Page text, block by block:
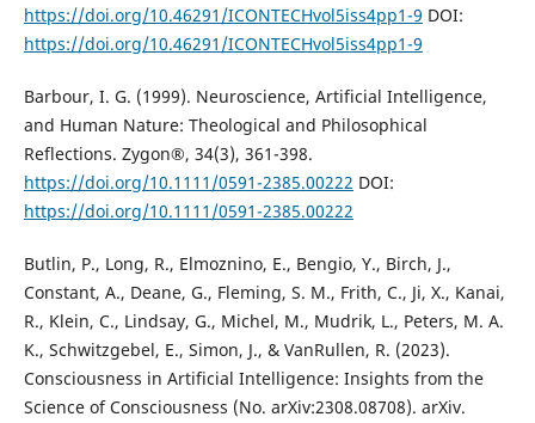
https://doi.org/10.46291/ICONTECHvol5iss4pp1-9 DOI:
https://doi.org/10.46291/ICONTECHvol5iss4pp1-9
Barbour, I. G. (1999). Neuroscience, Artificial Intelligence,
and Human Nature: Theological and Philosophical
Reflections. Zygon®, 34(3), 361-398.
https://doi.org/10.1111/0591-2385.00222 DOI:
https://doi.org/10.1111/0591-2385.00222
Butlin, P., Long, R., Elmoznino, E., Bengio, Y., Birch, J.,
Constant, A., Deane, G., Fleming, S. M., Frith, C., Ji, X., Kanai,
R., Klein, C., Lindsay, G., Michel, M., Mudrik, L., Peters, M. A.
K., Schwitzgebel, E., Simon, J., & VanRullen, R. (2023).
Consciousness in Artificial Intelligence: Insights from the
Science of Consciousness (No. arXiv:2308.08708). arXiv.